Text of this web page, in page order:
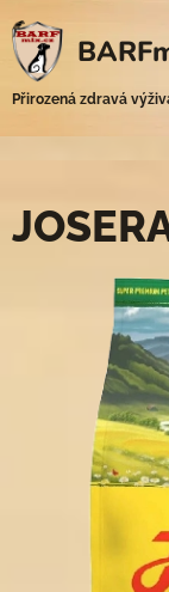
Přirozená zdravá